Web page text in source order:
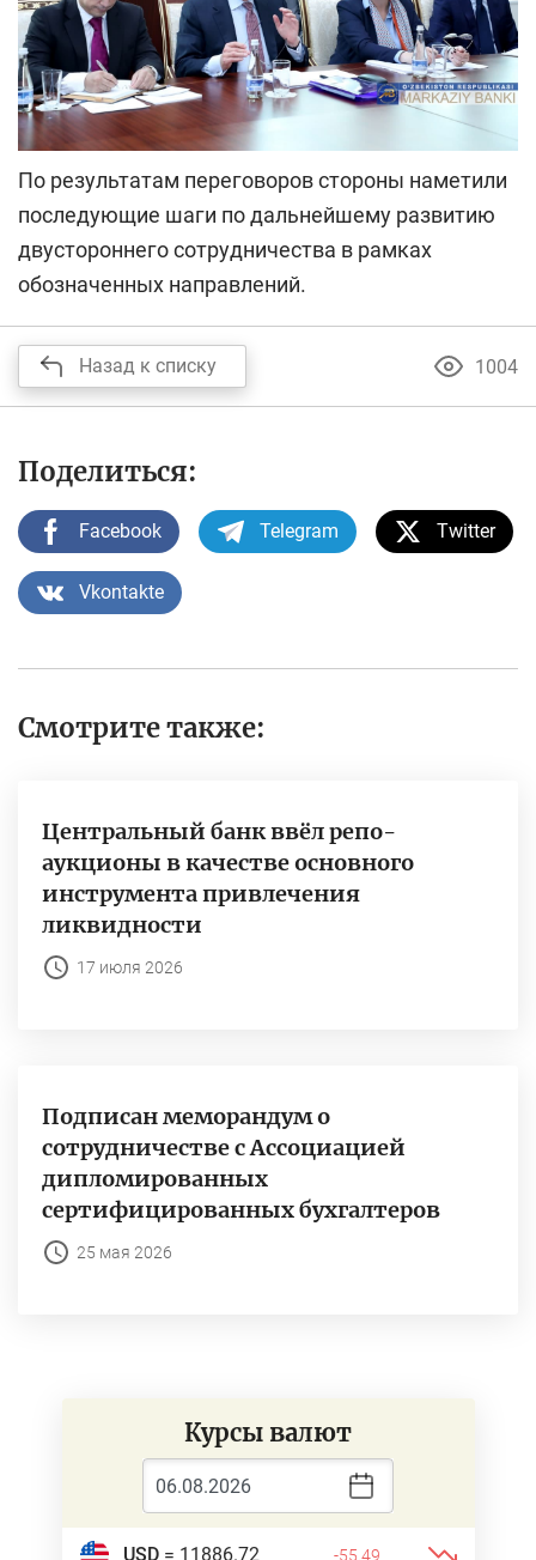
По результатам переговоров стороны наметили
последующие шаги по дальнейшему развитию
двустороннего сотрудничества в рамках
обозначенных направлений.
Назад к списку 1004
Поделиться:
Facebook Telegram Twitter
Vkontakte
Смотрите также:
Центральный банк ввёл репо-
аукционы в качестве основного
инструмента привлечения
ликвидности
17 июля 2026
Подписан меморандум о
сотрудничестве с Ассоциацией
дипломированных
сертифицированных бухгалтеров
25 мая 2026
Курсы валют
USD= 11886.72 -55.49